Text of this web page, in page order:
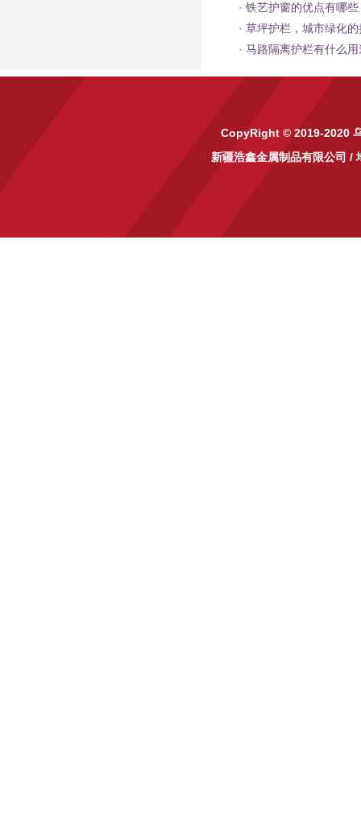
· 铁艺护窗的优点有哪些
· 草坪护栏，城市绿化
· 马路隔离护栏有什么用
CopyRight © 2019-2020
新疆浩鑫金属制品有限公司 /